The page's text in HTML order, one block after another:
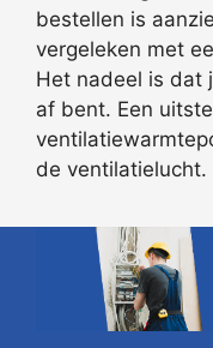
bestellen is
vergeleken met
Het nadeel is dat
af bent. Een
de ventilatielucht.